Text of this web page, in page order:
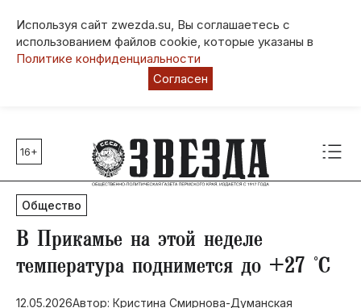
Используя сайт zwezda.su, Вы соглашаетесь с
использованием файлов cookie, которые указаны в
Политике конфиденциальности
Согласен
Главные темы
80 лет Победы
Молодежная столица РФ
СВО
Социальная поддержка
Инфраструктура
16+
Общество
В Прикамье на этой неделе
температура поднимется до +27 °С
12.05.2026Автор: Кристина Смирнова-Думанская